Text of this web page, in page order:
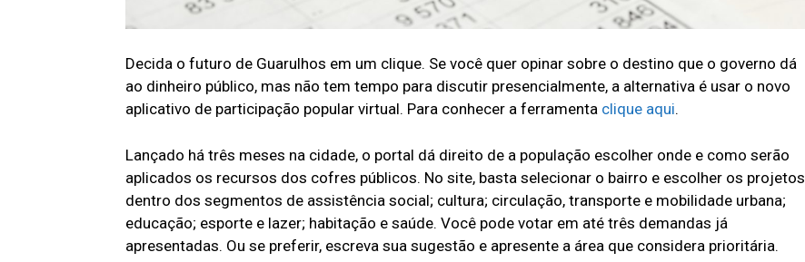
Decida o futuro de Guarulhos em um clique. Se você quer opinar sobre o destino que o governo dá
ao dinheiro público, mas não tem tempo para discutir presencialmente, a alternativa é usar o novo
aplicativo de participação popular virtual. Para conhecer a ferramenta clique aqui.
Lançado há três meses na cidade, o portal dá direito de a população escolher onde e como serão
aplicados os recursos dos cofres públicos. No site, basta selecionar o bairro e escolher os projetos
dentro dos segmentos de assistência social; cultura; circulação, transporte e mobilidade urbana;
educação; esporte e lazer; habitação e saúde. Você pode votar em até três demandas já
apresentadas. Ou se preferir, escreva sua sugestão e apresente a área que considera prioritária.